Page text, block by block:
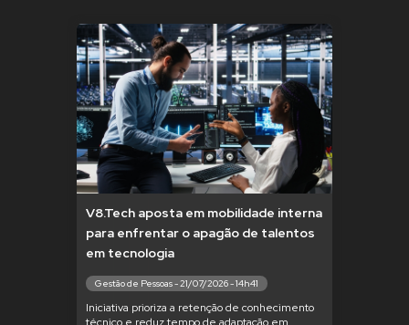
V8.Tech aposta em mobilidade interna
para enfrentar o apagão de talentos
em tecnologia
Gestão de Pessoas - 21/07/2026 - 14h41
Iniciativa prioriza a retenção de conhecimento